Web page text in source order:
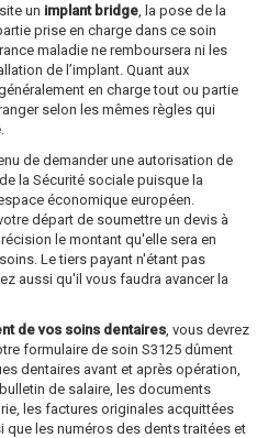
un implant bridge , la pose de la
prise en charge dans ce soin
maladie ne remboursera ni les
de l’implant. Quant aux
en charge tout ou partie
selon les mêmes règles qui
de demander une autorisation de
la Sécurité sociale puisque la
économique européen.
départ de soumettre un devis à
le montant qu'elle sera en
Le tiers payant n'étant pas
aussi qu'il vous faudra avancer la
de vos soins dentaires , vous devrez
formulaire de soin S3125 dûment
dentaires avant et après opération,
de salaire, les documents
les factures originales acquittées
que les numéros des dents traitées et